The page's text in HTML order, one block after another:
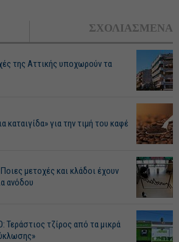
ΣΧΟΛΙΑΣΜΕΝΑ
της Αττικής υποχωρούν τα
καταιγίδα» για την τιμή του καφέ
μετοχές και κλάδοι έχουν
ανόδου
Τεράστιος τζίρος από τα μικρά